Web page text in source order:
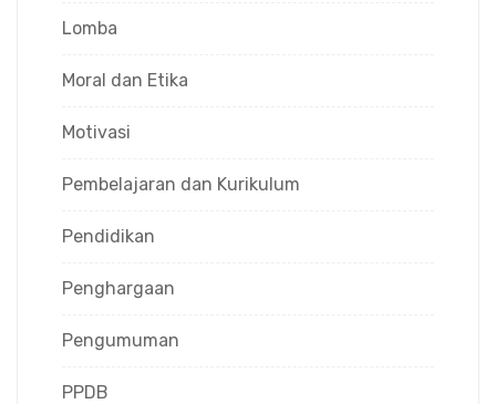
Lomba
Moral dan Etika
Motivasi
Pembelajaran dan Kurikulum
Pendidikan
Penghargaan
Pengumuman
PPDB